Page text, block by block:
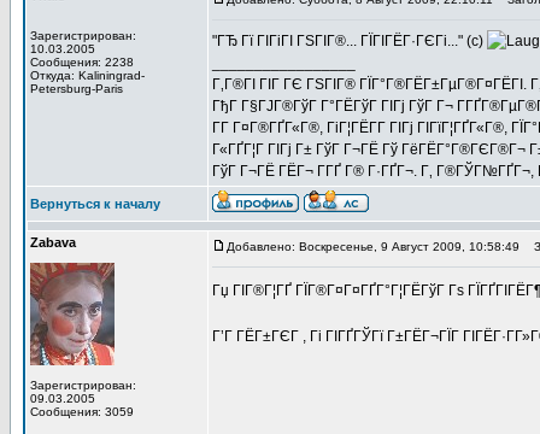
Зарегистрирован:
10.03.2005
Сообщения: 2238
Откуда: Kaliningrad-
Petersburg-Paris
"ГЂ Гї ГІГіГІ ГЅГІГ®... ГЇГІГЁГ·ГЄГі..." (c)
Г‚Г®ГІ ГІГ ГЄ ГЅГІГ® ГЇГ°Г®ГЁГ±ГµГ®Г¤ГЁГІ.
ГђГ Г§ГЈГ®ГўГ Г°ГЁГўГ ГІГј ГўГ Г¬
Г­Г Г¤Г®ГҐГ«Г®, ГіГ¦ГЁГ­Г ГІГј ГІГїГ¦ГҐГ«Г®,
Г«ГҐГ¦Г ГІГј Г± ГўГ Г¬ГЁ Гў ГёГЁГ°Г®ГЄГ®Г¬
ГўГ Г¬ГЁ ГЁГ¬ Г­ГҐ Г® Г·ГҐГ¬. Г‚ Г®ГЎГ№ГҐГ¬,
Вернуться к началу
Zabava
Зарегистрирован:
09.03.2005
Сообщения: 3059
Добавлено: Воскресенье, 9 Август 2009, 10:58:49
Гџ ГІГ®Г¦ГҐ ГЇГ®Г¤Г¤ГҐГ°Г¦ГЁГўГ Гѕ
Г’Г ГЁГ±ГЄГ , Гі ГІГҐГЎГї Г±ГЁГ¬ГЇГ